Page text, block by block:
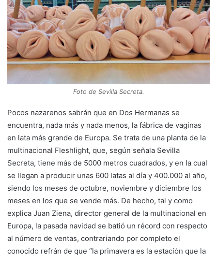
Foto de Sevilla Secreta.
Pocos nazarenos sabrán que en Dos Hermanas se
encuentra, nada más y nada menos, la fábrica de vaginas
en lata más grande de Europa. Se trata de una planta de la
multinacional Fleshlight, que, según señala Sevilla
Secreta, tiene más de 5000 metros cuadrados, y en la cual
se llegan a producir unas 600 latas al día y 400.000 al año,
siendo los meses de octubre, noviembre y diciembre los
meses en los que se vende más. De hecho, tal y como
explica Juan Ziena, director general de la multinacional en
Europa, la pasada navidad se batió un récord con respecto
al número de ventas, contrariando por completo el
conocido refrán de que “la primavera es la estación que la